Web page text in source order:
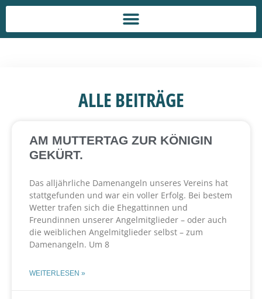
ALLE BEITRÄGE
AM MUTTERTAG ZUR KÖNIGIN
GEKÜRT.
Das alljährliche Damenangeln unseres Vereins hat
stattgefunden und war ein voller Erfolg. Bei bestem
Wetter trafen sich die Ehegattinnen und
Freundinnen unserer Angelmitglieder – oder auch
die weiblichen Angelmitglieder selbst – zum
Damenangeln. Um 8
WEITERLESEN »